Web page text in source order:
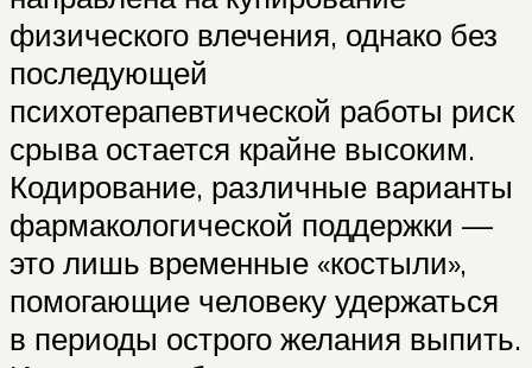
физического влечения, однако без
последующей
психотерапевтической работы риск
срыва остается крайне высоким.
Кодирование, различные варианты
фармакологической поддержки —
это лишь временные «костыли»,
помогающие человеку удержаться
в периоды острого желания выпить.